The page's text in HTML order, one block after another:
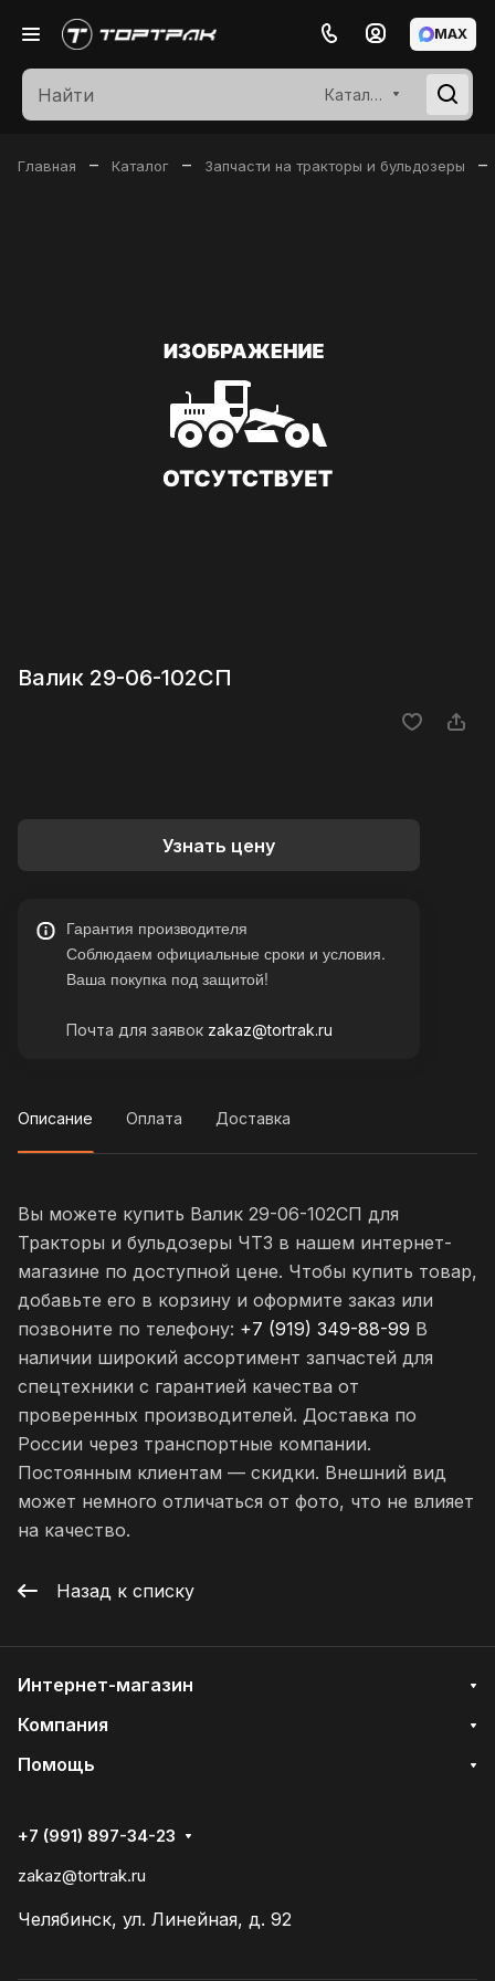
Каталог
MAX
Главная – Каталог – Запчасти на тракторы и бульдозеры –
Валик 29-06-102СП
Узнать цену
Гарантия производителя
Соблюдаем официальные сроки и условия.
Ваша покупка под защитой!
Почта для заявок zakaz@tortrak.ru
Описание Оплата Доставка
Вы можете купить Валик 29-06-102СП для
Тракторы и бульдозеры ЧТЗ в нашем интернет-
магазине по доступной цене. Чтобы купить товар,
добавьте его в корзину и оформите заказ или
позвоните по телефону: +7 (919) 349-88-99 В
наличии широкий ассортимент запчастей для
спецтехники с гарантией качества от
проверенных производителей. Доставка по
России через транспортные компании.
Постоянным клиентам — скидки. Внешний вид
может немного отличаться от фото, что не влияет
на качество.
Назад к списку
Интернет-магазин
Компания
Помощь
+7 (991) 897-34-23
zakaz@tortrak.ru
Челябинск, ул. Линейная, д. 92